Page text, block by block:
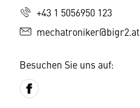
+43 1 5056950 123
mechatroniker@bigr2.at
Besuchen Sie uns auf: